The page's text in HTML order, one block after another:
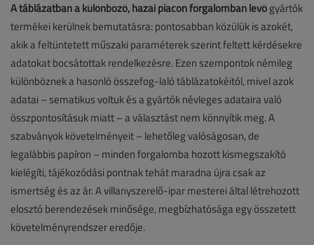
A táblázatban a különböző, hazai piacon forgalomban levőgyártók
termékei kerülnek bemutatásra: pontosabban közülük is azokét,
akik a feltüntetett műszaki paraméterek szerint feltett kérdésekre
adatokat bocsátottak rendelkezésre. Ezen szempontok némileg
különböznek a hasonló összefog-laló táblázatokéitól, mivel azok
adatai – sematikus voltuk és a gyártók névleges adataira való
összpontosításuk miatt – a választást nem könnyítik meg. A
szabványok követelményeit – lehetőleg valóságosan, de
legalábbis papíron – minden forgalomba hozott kismegszakító
kielégíti, tájékozódási pontnak tehát maradna újra csak az
ismertség és az ár. A villanyszerelő-ipar mesterei által létrehozott
elosztó berendezések minősége, megbízhatósága egy összetett
követelményrendszer eredője.